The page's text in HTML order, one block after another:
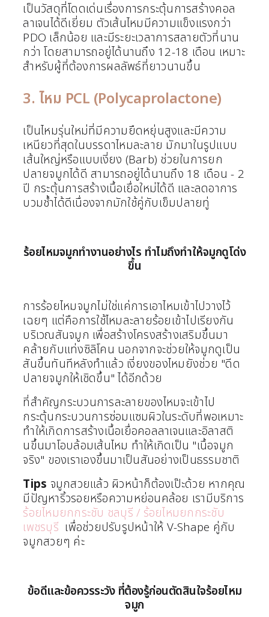
เป็นวัสดุที่โดดเด่นเรื่องการกระตุ้นการสร้างคอล
ลาเจนได้ดีเยี่ยม ตัวเส้นไหมมีความแข็งแรงกว่า
PDO เล็กน้อย และมีระยะเวลาการสลายตัวที่นาน
กว่า โดยสามารถอยู่ได้นานถึง 12-18 เดือน เหมาะ
สำหรับผู้ที่ต้องการผลลัพธ์ที่ยาวนานขึ้น
3. ไหม PCL (Polycaprolactone)
เป็นไหมรุ่นใหม่ที่มีความยืดหยุ่นสูงและมีความ
เหนียวที่สุดในบรรดาไหมละลาย มักมาในรูปแบบ
เส้นใหญ่หรือแบบเงี่ยง (Barb) ช่วยในการยก
ปลายจมูกได้ดี สามารถอยู่ได้นานถึง 18 เดือน - 2
ปี กระตุ้นการสร้างเนื้อเยื่อใหม่ได้ดี และลดอาการ
บวมช้ำได้ดีเนื่องจากมักใช้คู่กับเข็มปลายทู่
ร้อยไหมจมูกทำงานอย่างไร ทำไมถึงทำให้จมูกดูโด่ง
ขึ้น
การร้อยไหมจมูกไม่ใช่แค่การเอาไหมเข้าไปวางไว้
เฉยๆ แต่คือการใช้ไหมละลายร้อยเข้าไปเรียงกัน
บริเวณสันจมูก เพื่อสร้างโครงสร้างเสริมขึ้นมา
คล้ายกับแท่งซิลิโคน นอกจากจะช่วยให้จมูกดูเป็น
สันขึ้นทันทีหลังทำแล้ว เงี่ยงของไหมยังช่วย "ดีด
ปลายจมูกให้เชิดขึ้น" ได้อีกด้วย
ที่สำคัญกระบวนการละลายของไหมจะเข้าไป
กระตุ้นกระบวนการซ่อมแซมผิวในระดับที่พอเหมาะ
ทำให้เกิดการสร้างเนื้อเยื่อคอลลาเจนและอิลาสติ
นขึ้นมาโอบล้อมเส้นไหม ทำให้เกิดเป็น "เนื้อจมูก
จริง" ของเราเองขึ้นมาเป็นสันอย่างเป็นธรรมชาติ
Tips จมูกสวยแล้ว ผิวหน้าก็ต้องเป๊ะด้วย หากคุณ
มีปัญหาริ้วรอยหรือความหย่อนคล้อย เรามีบริการ
ร้อยไหมยกกระชับ ชลบุรี / ร้อยไหมยกกระชับ
เพชรบุรี เพื่อช่วยปรับรูปหน้าให้ V-Shape คู่กับ
จมูกสวยๆ ค่ะ
ข้อดีและข้อควรระวัง ที่ต้องรู้ก่อนตัดสินใจร้อยไหม
จมูก